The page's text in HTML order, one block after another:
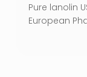
Pure lanolin
European